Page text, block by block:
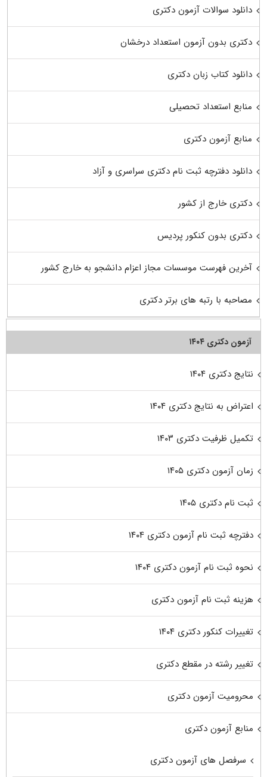
دانلود سوالات آزمون دکتری
دکتری بدون آزمون استعداد درخشان
دانلود کتاب زبان دکتری
منابع استعداد تحصیلی
منابع آزمون دکتری
دانلود دفترچه ثبت نام دکتری سراسری و آزاد
دکتری خارج از کشور
دکتری بدون کنکور پردیس
آخرین فهرست موسسات مجاز اعزام دانشجو به خارج کشور
مصاحبه با رتبه های برتر دکتری
آزمون دکتری ۱۴۰۴
نتایج دکتری ۱۴۰۴
اعتراض به نتایج دکتری ۱۴۰۴
تکمیل ظرفیت دکتری ۱۴۰۳
زمان آزمون دکتری ۱۴۰۵
ثبت نام دکتری ۱۴۰۵
دفترچه ثبت نام آزمون دکتری ۱۴۰۴
نحوه ثبت نام آزمون دکتری ۱۴۰۴
هزینه ثبت نام آزمون دکتری
تغییرات کنکور دکتری ۱۴۰۴
تغییر رشته در مقطع دکتری
محرومیت آزمون دکتری
منابع آزمون دکتری
سرفصل های آزمون دکتری